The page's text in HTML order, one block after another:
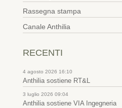
Rassegna stampa
Canale Anthilia
RECENTI
4 agosto 2026 16:10
Anthilia sostiene RT&L
3 luglio 2026 09:04
Anthilia sostiene VIA Ingegneria